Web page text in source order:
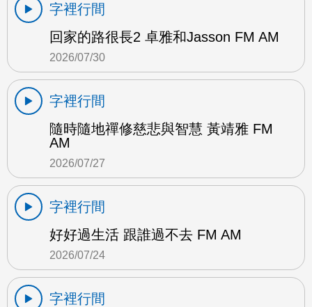
字裡行間
回家的路很長2 卓雅和Jasson FM AM
2026/07/30
字裡行間
隨時隨地禪修慈悲與智慧 黃靖雅 FM
AM
2026/07/27
字裡行間
好好過生活 跟誰過不去 FM AM
2026/07/24
字裡行間